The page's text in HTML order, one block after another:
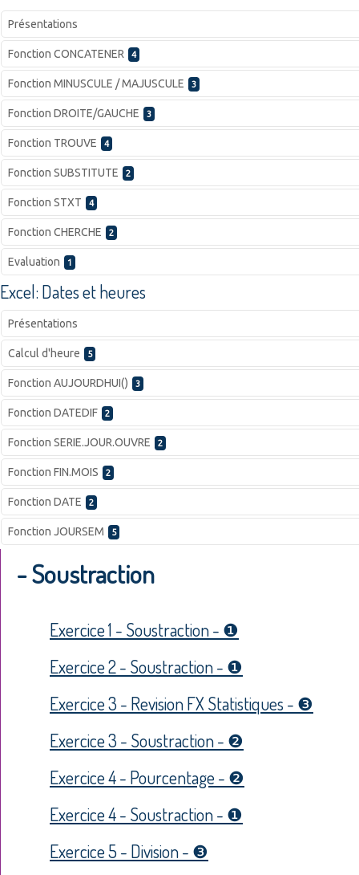
Présentations
Fonction CONCATENER 4
Fonction MINUSCULE / MAJUSCULE 3
Fonction DROITE/GAUCHE 3
Fonction TROUVE 4
Fonction SUBSTITUTE 2
Fonction STXT 4
Fonction CHERCHE 2
Evaluation 1
Excel: Dates et heures
Présentations
Calcul d'heure 5
Fonction AUJOURDHUI() 3
Fonction DATEDIF 2
Fonction SERIE.JOUR.OUVRE 2
Fonction FIN.MOIS 2
Fonction DATE 2
Fonction JOURSEM 5
- Soustraction
Exercice 1 - Soustraction - ❶
Exercice 2 - Soustraction - ❶
Exercice 3 - Revision FX Statistiques - ❸
Exercice 3 - Soustraction - ❷
Exercice 4 - Pourcentage - ❷
Exercice 4 - Soustraction - ❶
Exercice 5 - Division - ❸